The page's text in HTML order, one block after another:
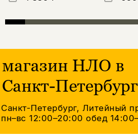
магазин НЛО в
Санкт-
Санкт-Петербург, Литейный
пн–вс 12:00–20:00обед